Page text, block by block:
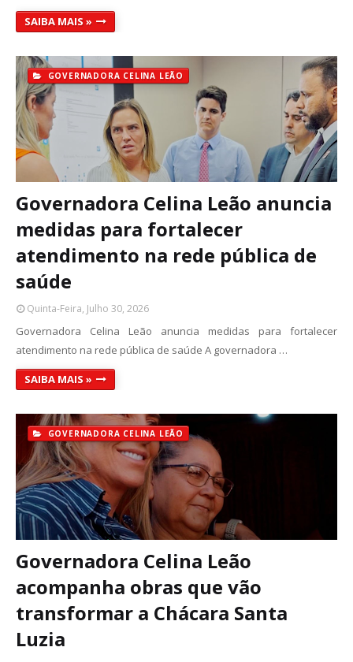
SAIBA MAIS »
GOVERNADORA CELINA LEÃO
Governadora Celina Leão anuncia
medidas para fortalecer
atendimento na rede pública de
saúde
Quinta-Feira, Julho 30, 2026
Governadora Celina Leão anuncia medidas para fortalecer
atendimento na rede pública de saúde A governadora …
SAIBA MAIS »
GOVERNADORA CELINA LEÃO
Governadora Celina Leão
acompanha obras que vão
transformar a Chácara Santa
Luzia